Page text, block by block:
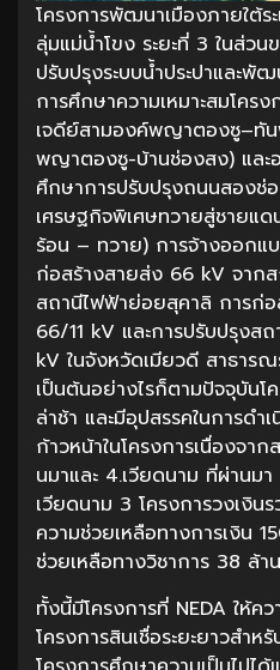
โครงการพัฒนาเมืองภายใต้ร
ลุ่มแม่น้ำโขง ระยะที่ 3 ในส่ว
ปรับปรุงระบบน้ำประปาและพั
การศึกษาความเหมาะสมโคร
เจดีย์สามองค์พญาตองซู–ทั
พญาตองซู-บ้านช่องสง) และ
ศึกษาการปรับปรุงถนนสองช่
เศรษฐกิจพิเศษทวายสู่ชายแ
ร้อน – ทวาย) การจ้างออกแ
ก่อสร้างสายส่ง 66 kV จาก
สถานีไฟฟ้าย่อยสุคาลิ การก่
66/11 kV และการปรับปรุง
kV ในจังหวัดเมียวดี สาธาร
เป็นต้นอย่างไรก็ตามปัจจุบันโ
ล่าช้า และมีอุปสรรคในการดำ
ก้าวหน้าในโครงการเนื่องจา
นมาและ 4.เวียดนาม ที่ผ่านมา
เวียดนาม 3 โครงการวงเงิน
ความช่วยเหลือทางการเงิน
ช่วยเหลือทางวิชาการ 38 ล้า
ทั้งนี้มีโครงการที่ NEDA ให้ค
โครงการสินเชื่อระยะยาวสำ